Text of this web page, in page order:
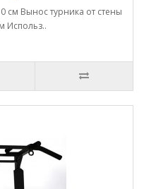
Вынос турника от стены
Использ..